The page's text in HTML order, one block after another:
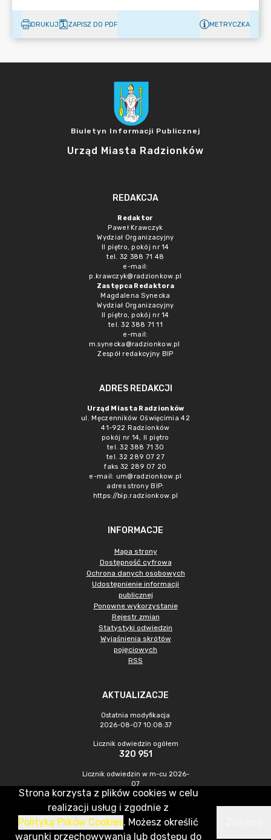
DRUKUJ ZAPISZ DO PDF METRYCZKA
Biuletyn Informacji Publicznej
Urząd Miasta Radzionków
REDAKCJA
Redaktor
Paweł Krawczyk
Wydział Organizacyjny
II piętro, pokój nr 14
tel. 32 388 71 48
e-mail:
p.krawczyk@radzionkow.pl
Zastępca Redaktora
Magdalena Synecka
Wydział Organizacyjny
II piętro, pokój nr 14
tel. 32 388 71 11
e-mail:
m.synecka@radzionkow.pl
Zespół redakcyjny BIP
ADRES REDAKCJI
Urząd Miasta Radzionków
ul. Męczenników Oświęcimia 42
41-922 Radzionków
pokój nr 14, II piętro
tel. 32 388 71 30
tel. 32 289 07 27
faks 32 289 07 20
e-mail: um@radzionkow.pl
adres strony BIP:
https://bip.radzionkow.pl
INFORMACJE
Mapa strony
Dostępność cyfrowa
Ochrona danych osobowych
Udostępnienie informacji
publicznej
Ponowne wykorzystanie
Rejestr zmian
Statystyki odwiedzin
Wyjaśnienia skrótów
pojęciowych
RSS
AKTUALIZACJE
Ostatnia modyfikacja
2026-08-07 10:08:37
Licznik odwiedzin ogółem
320 951
Licznik odwiedzin w m-cu 2026-
07
1 010
CMS & Hosting: Nefeni Sp. z o.o.
Strona korzysta z plików cookies w celu
realizacji usług i zgodnie z
Polityką Plików Cookies. Możesz określić
warunki przechowywania lub dostępu do